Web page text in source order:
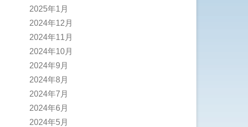
2025年1月
2024年12月
2024年11月
2024年10月
2024年9月
2024年8月
2024年7月
2024年6月
2024年5月